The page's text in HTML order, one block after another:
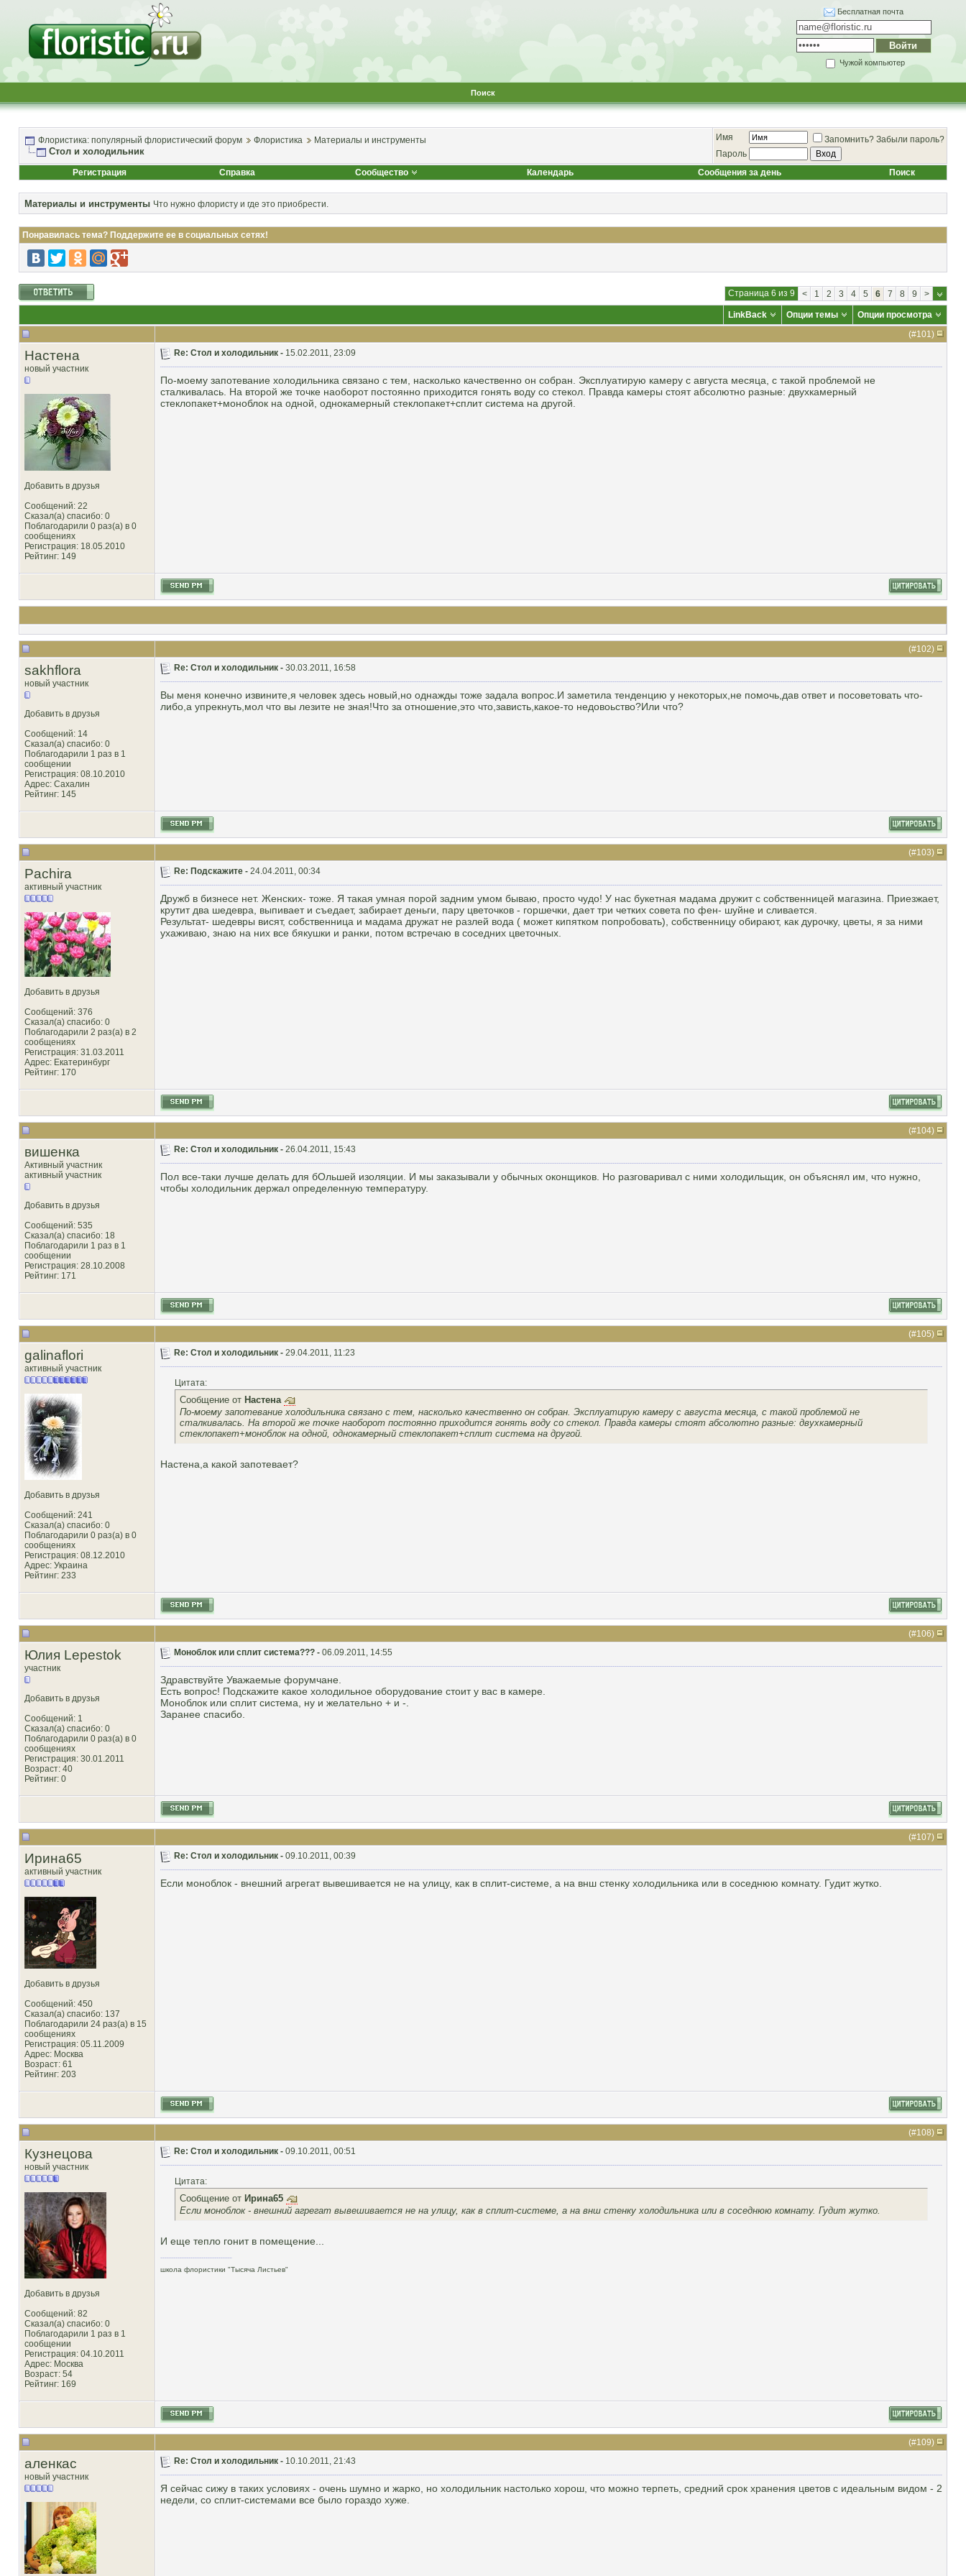
Бесплатная почта
Чужой компьютер
Поиск
Флористика: популярный флористический форум Флористика Материалы и инструменты
Стол и холодильник
Имя Запомнить? Забыли пароль?
Пароль
Регистрация
Справка Сообщество Календарь Сообщения за день Поиск
Материалы и инструменты Что нужно флористу и где это приобрести.
Понравилась тема? Поддержите ее в социальных сетях!
Страница 6 из 9 < 1 2 3 4 5 6 7 8 9 >
LinkBack Опции темы
Опции просмотра
(#101)
Настена
новый участник
Добавить в друзья
Сообщений: 22
Сказал(а) спасибо: 0
Поблагодарили 0 раз(а) в 0
сообщениях
Регистрация: 18.05.2010
Рейтинг: 149
Re: Стол и холодильник - 15.02.2011, 23:09
По-моему запотевание холодильника связано с тем, насколько качественно он собран. Эксплуатирую камеру с августа месяца, с такой проблемой не
сталкивалась. На второй же точке наоборот постоянно приходится гонять воду со стекол. Правда камеры стоят абсолютно разные: двухкамерный
стеклопакет+моноблок на одной, однокамерный стеклопакет+сплит система на другой.
(#102)
sakhflora
новый участник
Добавить в друзья
Сообщений: 14
Сказал(а) спасибо: 0
Поблагодарили 1 раз в 1
сообщении
Регистрация: 08.10.2010
Адрес: Сахалин
Рейтинг: 145
Re: Стол и холодильник - 30.03.2011, 16:58
Вы меня конечно извините,я человек здесь новый,но однажды тоже задала вопрос.И заметила тенденцию у некоторых,не помочь,дав ответ и посоветовать что-
либо,а упрекнуть,мол что вы лезите не зная!Что за отношение,это что,зависть,какое-то недовоьство?Или что?
(#103)
Pachira
активный участник
Добавить в друзья
Сообщений: 376
Сказал(а) спасибо: 0
Поблагодарили 2 раз(а) в 2
сообщениях
Регистрация: 31.03.2011
Адрес: Екатеринбург
Рейтинг: 170
Re: Подскажите - 24.04.2011, 00:34
Дружб в бизнесе нет. Женских- тоже. Я такая умная порой задним умом бываю, просто чудо! У нас букетная мадама дружит с собственницей магазина. Приезжает,
крутит два шедевра, выпивает и съедает, забирает деньги, пару цветочков - горшечки, дает три четких совета по фен- шуйне и сливается.
Результат- шедевры висят, собственница и мадама дружат не разлей вода ( может кипятком попробовать), собственницу обирают, как дурочку, цветы, я за ними
ухаживаю, знаю на них все бякушки и ранки, потом встречаю в соседних цветочных.
(#104)
вишенка
Активный участник
активный участник
Добавить в друзья
Сообщений: 535
Сказал(а) спасибо: 18
Поблагодарили 1 раз в 1
сообщении
Регистрация: 28.10.2008
Рейтинг: 171
Re: Стол и холодильник - 26.04.2011, 15:43
Пол все-таки лучше делать для бОльшей изоляции. И мы заказывали у обычных оконщиков. Но разговаривал с ними холодильщик, он объяснял им, что нужно,
чтобы холодильник держал определенную температуру.
(#105)
galinaflori
активный участник
Добавить в друзья
Сообщений: 241
Сказал(а) спасибо: 0
Поблагодарили 0 раз(а) в 0
сообщениях
Регистрация: 08.12.2010
Адрес: Украина
Рейтинг: 233
Re: Стол и холодильник - 29.04.2011, 11:23
Цитата:
Сообщение от Настена
По-моему запотевание холодильника связано с тем, насколько качественно он собран. Эксплуатирую камеру с августа месяца, с такой проблемой не
сталкивалась. На второй же точке наоборот постоянно приходится гонять воду со стекол. Правда камеры стоят абсолютно разные: двухкамерный
стеклопакет+моноблок на одной, однокамерный стеклопакет+сплит система на другой.
Настена,а какой запотевает?
(#106)
Юлия Lepestok
участник
Добавить в друзья
Сообщений: 1
Сказал(а) спасибо: 0
Поблагодарили 0 раз(а) в 0
сообщениях
Регистрация: 30.01.2011
Возраст: 40
Рейтинг: 0
Моноблок или сплит система??? - 06.09.2011, 14:55
Здравствуйте Уважаемые форумчане.
Есть вопрос! Подскажите какое холодильное оборудование стоит у вас в камере.
Моноблок или сплит система, ну и желательно + и -.
Заранее спасибо.
(#107)
Ирина65
активный участник
Добавить в друзья
Сообщений: 450
Сказал(а) спасибо: 137
Поблагодарили 24 раз(а) в 15
сообщениях
Регистрация: 05.11.2009
Адрес: Москва
Возраст: 61
Рейтинг: 203
Re: Стол и холодильник - 09.10.2011, 00:39
Если моноблок - внешний агрегат вывешивается не на улицу, как в сплит-системе, а на внш стенку холодильника или в соседнюю комнату. Гудит жутко.
(#108)
Кузнецова
новый участник
Добавить в друзья
Сообщений: 82
Сказал(а) спасибо: 0
Поблагодарили 1 раз в 1
сообщении
Регистрация: 04.10.2011
Адрес: Москва
Возраст: 54
Рейтинг: 169
Re: Стол и холодильник - 09.10.2011, 00:51
Цитата:
Сообщение от Ирина65
Если моноблок - внешний агрегат вывешивается не на улицу, как в сплит-системе, а на внш стенку холодильника или в соседнюю комнату. Гудит жутко.
И еще тепло гонит в помещение...
школа флористики "Тысяча Листьев"
(#109)
аленкас
новый участник
Re: Стол и холодильник - 10.10.2011, 21:43
Я сейчас сижу в таких условиях - очень шумно и жарко, но холодильник настолько хорош, что можно терпеть, средний срок хранения цветов с идеальным видом - 2
недели, со сплит-системами все было гораздо хуже.